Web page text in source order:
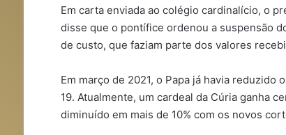
Em carta enviada ao colégio cardinalício, o
disse que o pontífice ordenou a suspensão
de custo, que faziam parte dos valores
Em março de 2021, o Papa já havia reduzido
19. Atualmente, um cardeal da Cúria ganha
diminuído em mais de 10% com os novos